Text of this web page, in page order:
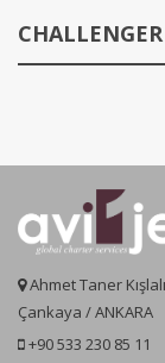
Ahmet Taner
Çankaya / ANKARA
+90 533 230 85 11